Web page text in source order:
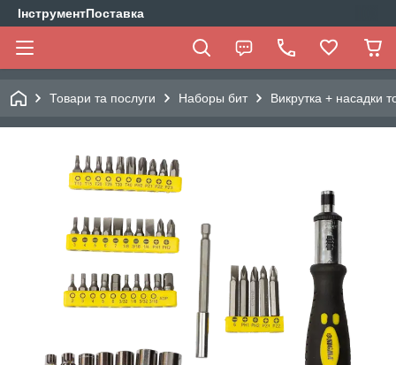
ІнструментПоставка
Товари та послуги Наборы бит Викрутка + насадки